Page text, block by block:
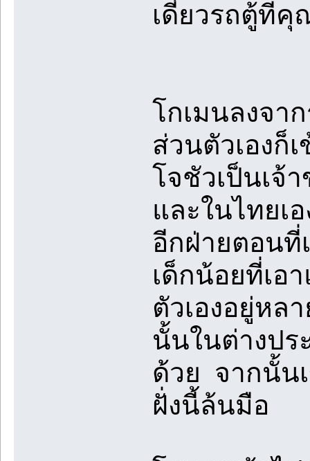
เดี๋ยวรถตู้ที่คุ
โกเมนลงจา
ส่วนตัวเองก็
โจชัวเป็นเจ้
และในไทยเ
อีกฝ่ายตอนที่
เด็กน้อยที่เอ
ตัวเองอยู่หล
นั้นในต่างปร
ด้วย จากนั้น
ฝั่งนี้ล้นมือ